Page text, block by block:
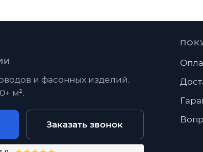
и фасонных изделий.
м².
Заказать звонок